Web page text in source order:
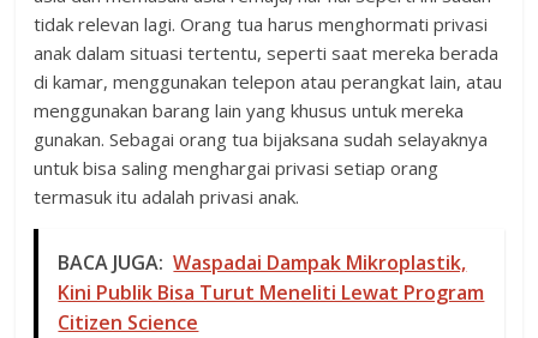
tidak relevan lagi. Orang tua harus menghormati privasi
anak dalam situasi tertentu, seperti saat mereka berada
di kamar, menggunakan telepon atau perangkat lain, atau
menggunakan barang lain yang khusus untuk mereka
gunakan. Sebagai orang tua bijaksana sudah selayaknya
untuk bisa saling menghargai privasi setiap orang
termasuk itu adalah privasi anak.
BACA JUGA: Waspadai Dampak Mikroplastik,
Kini Publik Bisa Turut Meneliti Lewat Program
Citizen Science